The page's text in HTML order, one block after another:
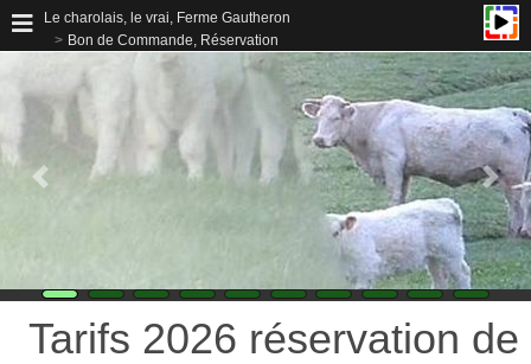
Le charolais, le vrai, Ferme Gautheron
Bon de Commande, Réservation
Tarifs 2026 réservation de